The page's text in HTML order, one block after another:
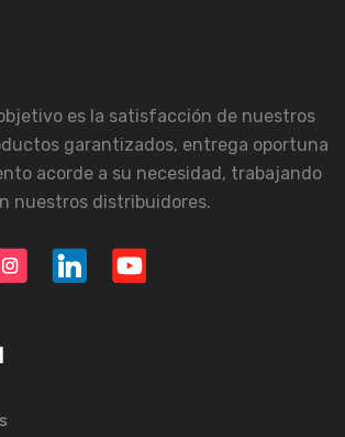
es la satisfacción de nuestros
garantizados, entrega oportuna
acorde a su necesidad, trabajando
nuestros distribuidores.